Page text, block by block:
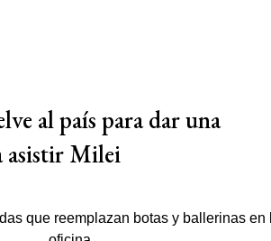
al país para dar una
asistir Milei